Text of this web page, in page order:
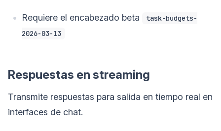
Requiere el encabezado beta
task-budgets-
2026-03-13
Respuestas en streaming
Transmite respuestas para salida en tiempo real en
interfaces de chat.